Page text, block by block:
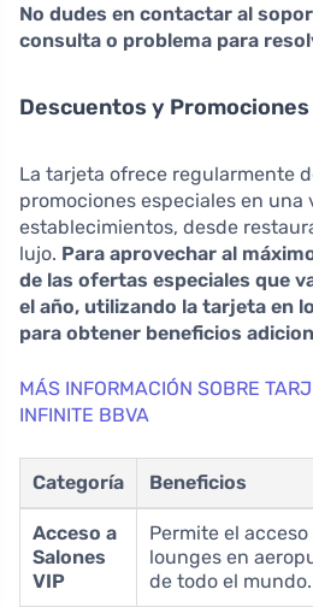
No dudes en contactar al
consulta o problema para
Descuentos y
La tarjeta ofrece regularmente
promociones especiales en una
establecimientos, desde
lujo. Para aprovechar al
de las ofertas especiales que
el año, utilizando la tarjeta en
para obtener beneficios
MÁS INFORMACIÓN SOBRE
INFINITE BBVA
Categoría Beneficios
Acceso a
Salones
VIP
Permite el acceso
lounges en
de todo el mundo.